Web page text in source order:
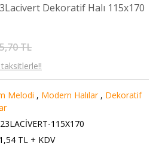
Dekoratif Halı 115x170
TL
Melodi , Modern Halılar , Dekoratif
115X170
TL + KDV